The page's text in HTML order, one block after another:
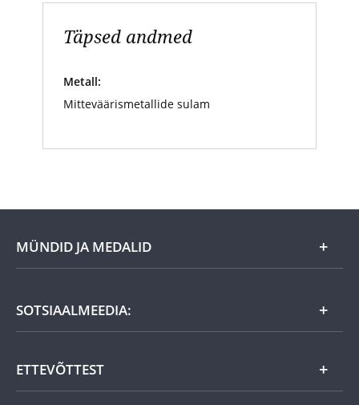
Täpsed andmed
Metall:
Mitteväärismetallide sulam
MÜNDID JA MEDALID
Kuu eripakkumine
Kingiideed
Eesti tooted
SOTSIAALMEEDIA:
ETTEVÕTTEST